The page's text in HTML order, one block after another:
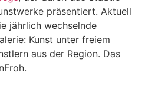
präsentiert. Aktuell
jährlich wechselnde
Kunst unter freiem
aus der Region. Das